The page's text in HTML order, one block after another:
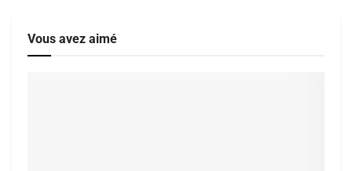
Vous avez aimé